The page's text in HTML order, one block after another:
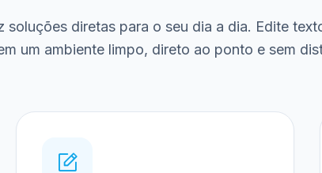
soluções diretas para o seu dia a dia. Edite
um ambiente limpo, direto ao ponto e sem